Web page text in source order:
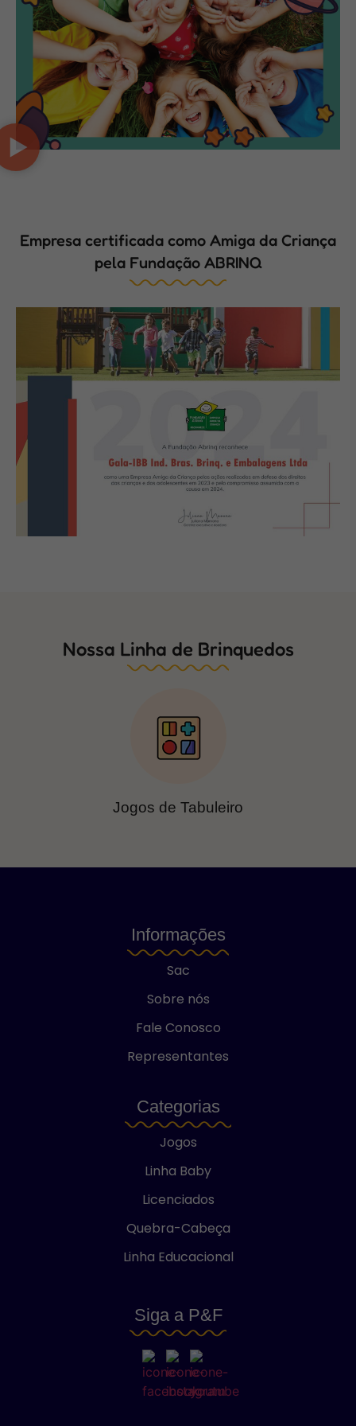
Empresa certificada como Amiga da Criança
pela Fundação ABRINQ
Nossa Linha de Brinquedos
Jogos de Tabuleiro
Informações
Sac
Sobre nós
Fale Conosco
Representantes
Categorias
Jogos
Linha Baby
Licenciados
Quebra-Cabeça
Linha Educacional
Siga a P&F